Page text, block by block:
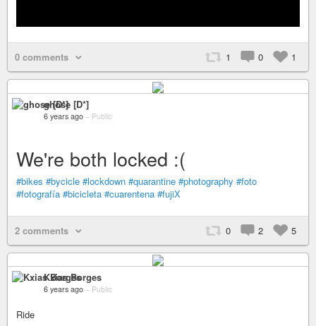
0 comments 1 0 1
ghose [D*]
6 years ago – Public
We're both locked :(
#bikes #bycicle #lockdown #quarantine #photography #foto
#fotografía #bicicleta #cuarentena #fujiX
2 comments 0 2 5
Kxias Borges
6 years ago – Public
Ride